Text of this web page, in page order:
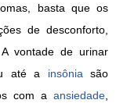
basta que os
de desconforto,
vontade de urinar
até a insônia são
com a ansiedade